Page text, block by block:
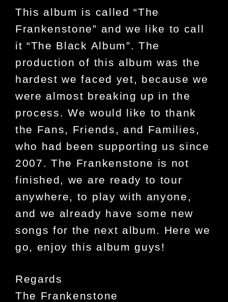
This album is called “The
Frankenstone” and we like to call
it “The Black Album”. The
production of this album was the
hardest we faced yet, because we
were almost breaking up in the
process. We would like to thank
the Fans, Friends, and Families,
who had been supporting us since
2007. The Frankenstone is not
finished, we are ready to tour
anywhere, to play with anyone,
and we already have some new
songs for the next album. Here we
go, enjoy this album guys!
Regards
The Frankenstone